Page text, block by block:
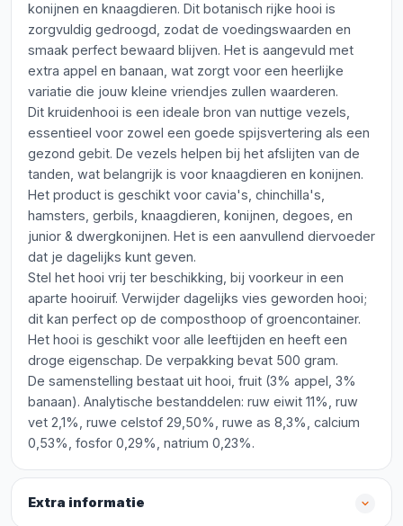
konijnen en knaagdieren. Dit botanisch rijke hooi is
zorgvuldig gedroogd, zodat de voedingswaarden en
smaak perfect bewaard blijven. Het is aangevuld met
extra appel en banaan, wat zorgt voor een heerlijke
variatie die jouw kleine vriendjes zullen waarderen.
Dit kruidenhooi is een ideale bron van nuttige vezels,
essentieel voor zowel een goede spijsvertering als een
gezond gebit. De vezels helpen bij het afslijten van de
tanden, wat belangrijk is voor knaagdieren en konijnen.
Het product is geschikt voor cavia's, chinchilla's,
hamsters, gerbils, knaagdieren, konijnen, degoes, en
junior & dwergkonijnen. Het is een aanvullend diervoeder
dat je dagelijks kunt geven.
Stel het hooi vrij ter beschikking, bij voorkeur in een
aparte hooiruif. Verwijder dagelijks vies geworden hooi;
dit kan perfect op de composthoop of groencontainer.
Het hooi is geschikt voor alle leeftijden en heeft een
droge eigenschap. De verpakking bevat 500 gram.
De samenstelling bestaat uit hooi, fruit (3% appel, 3%
banaan). Analytische bestanddelen: ruw eiwit 11%, ruw
vet 2,1%, ruwe celstof 29,50%, ruwe as 8,3%, calcium
0,53%, fosfor 0,29%, natrium 0,23%.
Extra informatie